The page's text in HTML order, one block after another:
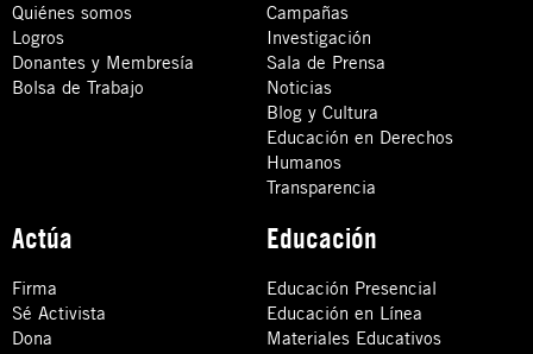
Quiénes somos
Logros
Donantes y Membresía
Bolsa de Trabajo
Campañas
Investigación
Sala de Prensa
Noticias
Blog y Cultura
Educación en Derechos
Humanos
Transparencia
Actúa
Firma
Sé Activista
Dona
Educación
Educación Presencial
Educación en Línea
Materiales Educativos